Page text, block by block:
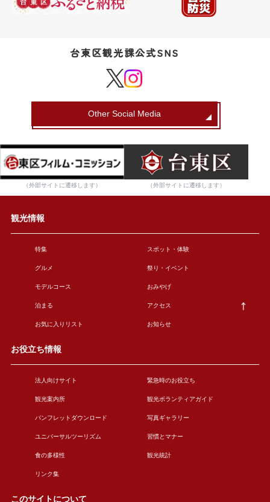
台東区観光課公式SNS
Other Social Media
（外部サイトに遷移します） （外部サイトに遷移します）
観光情報
特集 スポット・体験
グルメ 祭り・イベント
モデルコース おみやげ
泊まる アクセス
お気に入りリスト お知らせ
お役立ち情報
法人向けサイト 緊急時のお役立ち
観光案内所 観光ボランティアガイド
パンフレットダウンロード 写真ギャラリー
ユニバーサルツーリズム 習慣とマナー
食の多様性 観光統計
リンク集
このサイトについて